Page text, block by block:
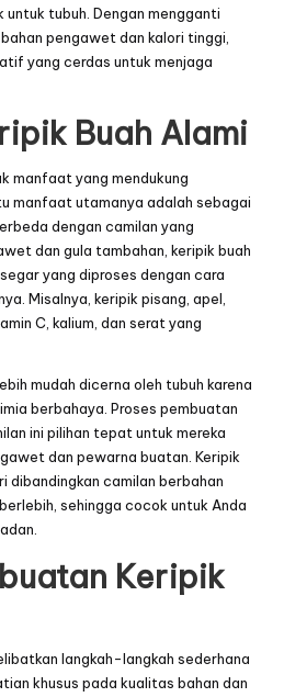
tubuh. Dengan mengganti
pengawet dan kalori tinggi,
yang cerdas untuk menjaga
Buah Alami
manfaat yang mendukung
manfaat utamanya adalah sebagai
dengan camilan yang
dan gula tambahan, keripik buah
yang diproses dengan cara
Misalnya, keripik pisang, apel,
C, kalium, dan serat yang
mudah dicerna oleh tubuh karena
berbahaya. Proses pembuatan
ini pilihan tepat untuk mereka
dan pewarna buatan. Keripik
dibandingkan camilan berbahan
sehingga cocok untuk Anda
Keripik
langkah-langkah sederhana
khusus pada kualitas bahan dan